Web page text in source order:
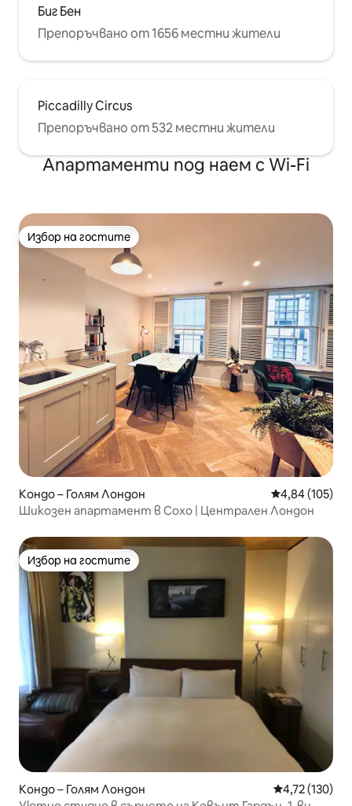
Биг Бен
Препоръчвано от 1656 местни жители
Piccadilly Circus
Препоръчвано от 532 местни жители
Апартаменти под наем с Wi-Fi
Избор на гостите
Избор на гостите
Кондо – Голям Лондон Средна
4,84 (105)
Шикозен апартамент в Сохо | Централен Лондон
Избор на гостите
Избор на гостите
Кондо – Голям Лондон Средна
4,72 (130)